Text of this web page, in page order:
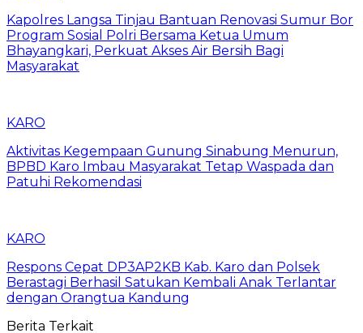
Kapolres Langsa Tinjau Bantuan Renovasi Sumur Bor
Program Sosial Polri Bersama Ketua Umum
Bhayangkari, Perkuat Akses Air Bersih Bagi
Masyarakat
KARO
Aktivitas Kegempaan Gunung Sinabung Menurun,
BPBD Karo Imbau Masyarakat Tetap Waspada dan
Patuhi Rekomendasi
KARO
Respons Cepat DP3AP2KB Kab. Karo dan Polsek
Berastagi Berhasil Satukan Kembali Anak Terlantar
dengan Orangtua Kandung
Berita Terkait